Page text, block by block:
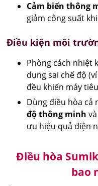
Cảm biến thông
giảm công suất
Điều kiện môi
Phòng cách nhiệt
dụng sai chế độ
đều khiến máy
Dùng điều hòa cả
độ thông minh và
ưu hiệu quả điện
Điều hòa
bao